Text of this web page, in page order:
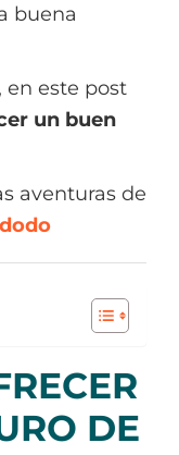
buena
en este post
un buen
aventuras de
DE